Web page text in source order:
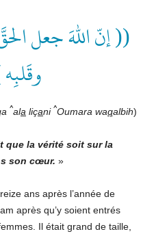
(( إنّ اللهَ جعل
^ala liçani ^Oumara waqalbih)
que la vérité soit sur la
son cœur. »
ans après l’année de
après qu’y soient entrés
Il était grand de taille,